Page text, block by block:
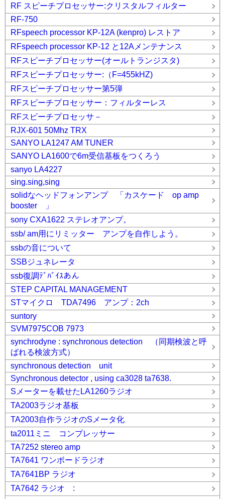
RF スピーチプロセッサー:クリスタルフィルター
RF-750
RFspeech processor KP-12A (kenpro) レストア
RFspeech processor KP-12 と12Aメンテナンス
RFスピーチプロセッサー(オールトランジスタ)
RFスピーチプロセッサー:（F=455kHZ)
RFスピーチプロセッサー第5弾
RFスピーチプロセッサー：フィルターレス
RFスピーチプロセッサ－
RJX-601 50Mhz TRX
SANYO LA1247 AM TUNER
SANYO LA1600で6m受信基板をつくろう
sanyo LA4227
sing.sing,sing
solidなヘッドフォンアンプ 「カスケード op amp
booster 」
sony CXA1622 ステレオアンプ。
ssb/ am用にリミッター アンプを自作しよう。
ssbの音について
SSBジュネレータ
ssb復調ﾃﾞﾊﾞｲｽあん
STEP CAPITAL MANAGEMENT
STマイクロ TDA7496 アンプ：2ch
suntory
SVM7975COB 7973
synchrodyne : synchronous detection （同期検波と呼
ばれる検波方式）
synchronous detection unit
Synchronous detector , using ca3028 ta7638.
Sメーターを載せたLA1260ラジオ
TA2003ラジオ基板
TA2003自作ラジオのSメータ化
ta2011ミニ コンプレッサー
TA7252 stereo amp
TA7641 ワンボードラジオ
TA7641BP ラジオ
TA7642 ラジオ :